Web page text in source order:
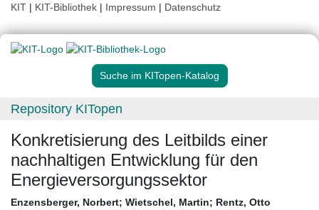
KIT | KIT-Bibliothek | Impressum | Datenschutz
Suche im KITopen-Katalog
Repository KITopen
Konkretisierung des Leitbilds einer
nachhaltigen Entwicklung für den
Energieversorgungssektor
Enzensberger, Norbert; Wietschel, Martin; Rentz, Otto